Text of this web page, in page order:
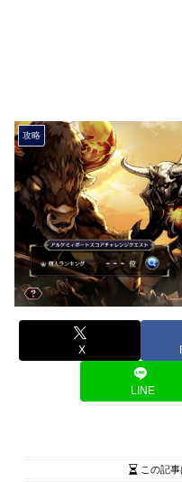
攻略
X
LINE
この記事